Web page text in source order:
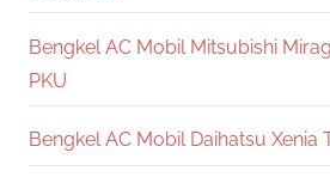
Bengkel AC Mobil Mitsubishi
PKU
Bengkel AC Mobil Daihatsu Xenia